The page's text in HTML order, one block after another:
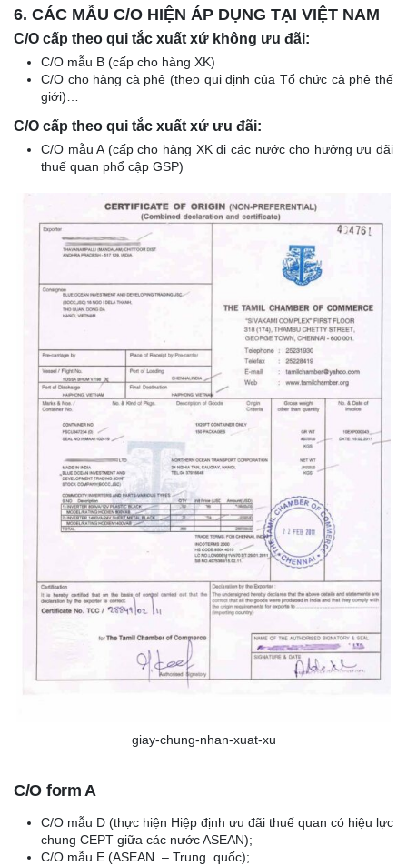
6. CÁC MẪU C/O HIỆN ÁP DỤNG TẠI VIỆT NAM
C/O cấp theo qui tắc xuất xứ không ưu đãi:
C/O mẫu B (cấp cho hàng XK)
C/O cho hàng cà phê (theo qui định của Tổ chức cà phê thế
giới)…
C/O cấp theo qui tắc xuất xứ ưu đãi:
C/O mẫu A (cấp cho hàng XK đi các nước cho hưởng ưu đãi
thuế quan phổ cập GSP)
giay-chung-nhan-xuat-xu
C/O form A
C/O mẫu D (thực hiện Hiệp định ưu đãi thuế quan có hiệu lực
chung CEPT giữa các nước ASEAN);
C/O mẫu E (ASEAN – Trung quốc);